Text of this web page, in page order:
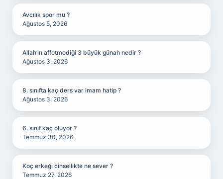
Avcılık spor mu ?
Ağustos 5, 2026
Allah’ın affetmediği 3 büyük günah nedir ?
Ağustos 3, 2026
8. sınıfta kaç ders var imam hatip ?
Ağustos 3, 2026
6. sınıf kaç oluyor ?
Temmuz 30, 2026
Koç erkeği cinsellikte ne sever ?
Temmuz 27, 2026